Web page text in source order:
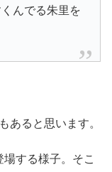
んでる朱里を
あると思います。
する様子。そこ